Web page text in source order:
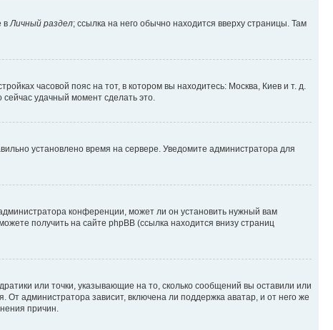
в Личный раздел; ссылка на него обычно находится вверху страницы. Там
часовой пояс на тот, в котором вы находитесь: Москва, Киев и т. д.
удачный момент сделать это.
установлено время на сервере. Уведомите администратора для
конференции, может ли он установить нужный вам
получить на сайте phpBB (ссылка находится внизу страниц
или точки, указывающие на то, сколько сообщений вы оставили или
администратора зависит, включена ли поддержка аватар, и от него же
причин.